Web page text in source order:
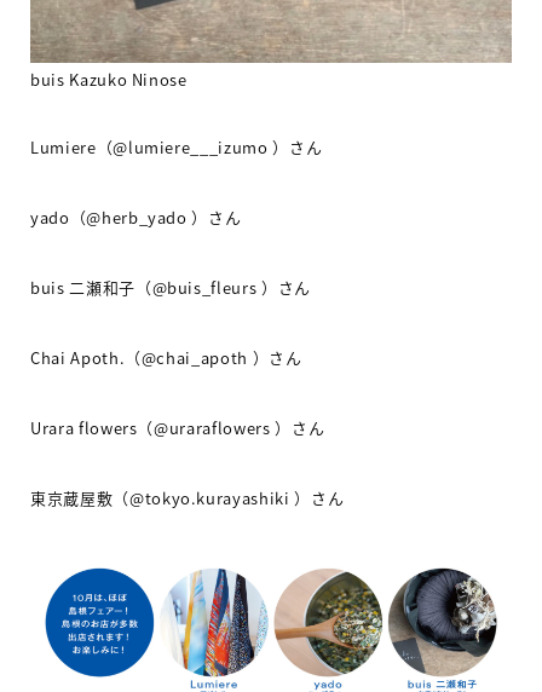
buis Kazuko Ninose
Lumiere （@lumiere___izumo）さん
yado （@herb_yado）さん
buis 二瀬和子（@buis_fleurs ）さん
Chai Apoth. （@chai_apoth ）さん
Urara flowers （@uraraflowers）さん
東京蔵屋敷（@tokyo.kurayashiki）さん